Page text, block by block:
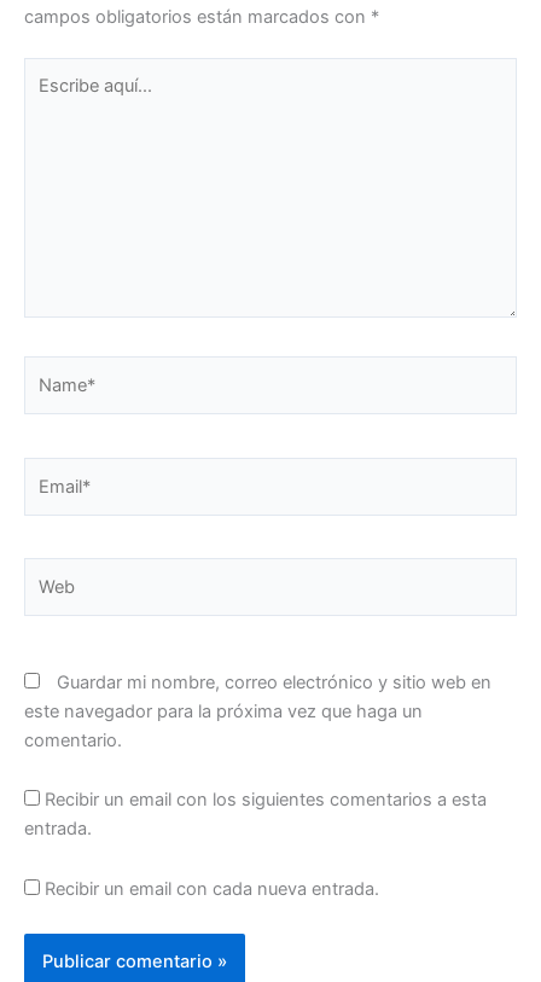
campos obligatorios están marcados con *
Guardar mi nombre, correo electrónico y sitio web en
este navegador para la próxima vez que haga un
comentario.
Recibir un email con los siguientes comentarios a esta
entrada.
Recibir un email con cada nueva entrada.